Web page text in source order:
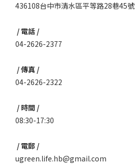
436108台中市清水區平等路28巷45號
/ 電話 /
04-2626-2377
/ 傳真 /
04-2626-2322
/ 時間 /
08:30-17:30
/ 電郵 /
ugreen.life.hb@gmail.com